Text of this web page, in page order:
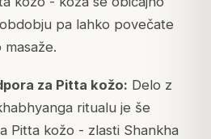
pa lahko povečate
za Pitta kožo: Delo z
ritualu je še
Pitta kožo - zlasti Shankha